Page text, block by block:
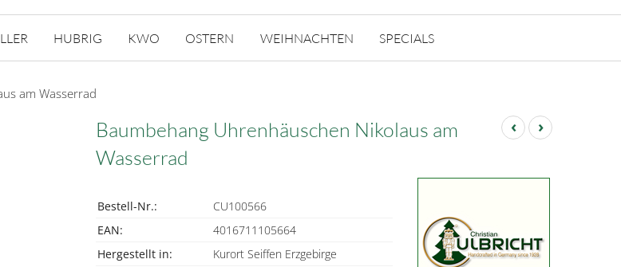
HUBRIG KWO OSTERN WEIHNACHTEN SPECIALS
am Wasserrad
‹ ›
Baumbehang Uhrenhäuschen Nikolaus am
Wasserrad
Bestell-Nr.:
CU100566
EAN:
4016711105664
Hergestellt in:
Kurort Seiffen Erzgebirge